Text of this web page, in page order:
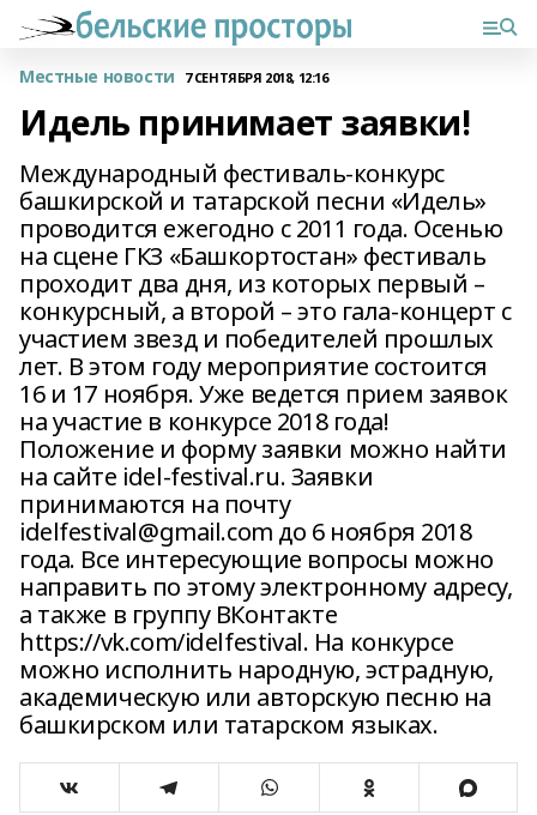
Местные новости 7 СЕНТЯБРЯ 2018, 12:16
Идель принимает заявки!
Международный фестиваль-конкурс
башкирской и татарской песни «Идель»
проводится ежегодно с 2011 года. Осенью
на сцене ГКЗ «Башкортостан» фестиваль
проходит два дня, из которых первый –
конкурсный, а второй – это гала-концерт с
участием звезд и победителей прошлых
лет. В этом году мероприятие состоится
16 и 17 ноября. Уже ведется прием заявок
на участие в конкурсе 2018 года!
Положение и форму заявки можно найти
на сайте idel-festival.ru. Заявки
принимаются на почту
idelfestival@gmail.com до 6 ноября 2018
года. Все интересующие вопросы можно
направить по этому электронному адресу,
а также в группу ВКонтакте
https://vk.com/idelfestival. На конкурсе
можно исполнить народную, эстрадную,
академическую или авторскую песню на
башкирском или татарском языках.